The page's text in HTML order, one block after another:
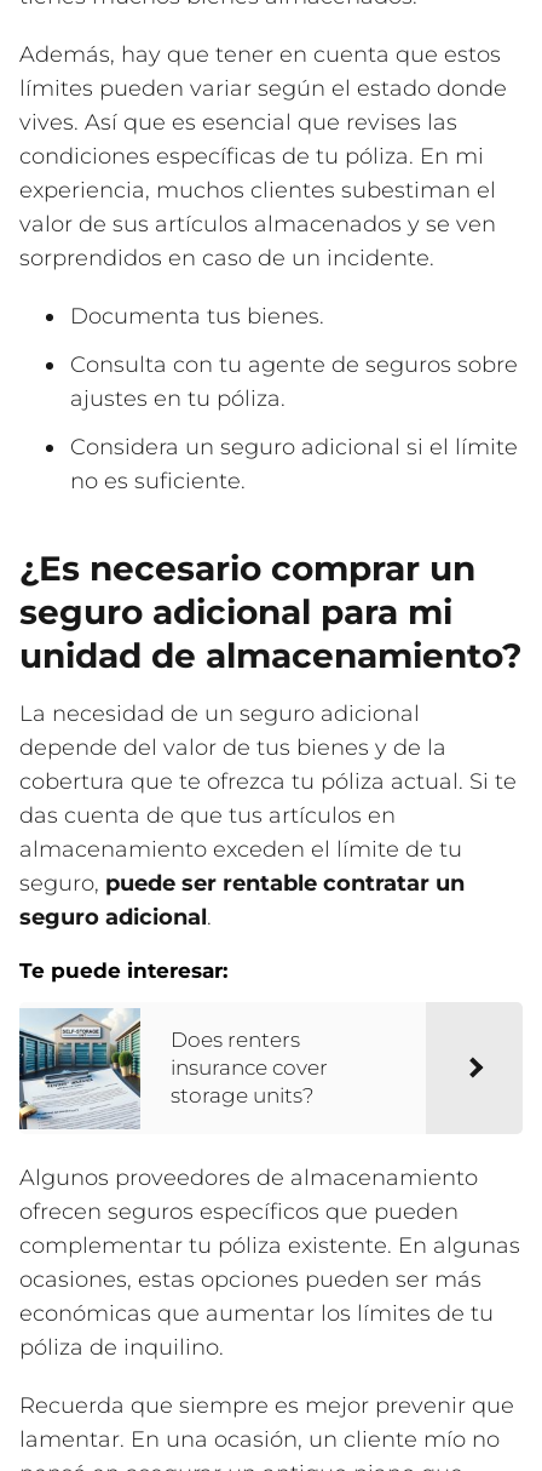
Además, hay que tener en cuenta que estos
límites pueden variar según el estado donde
vives. Así que es esencial que revises las
condiciones específicas de tu póliza. En mi
experiencia, muchos clientes subestiman el
valor de sus artículos almacenados y se ven
sorprendidos en caso de un incidente.
Documenta tus bienes.
Consulta con tu agente de seguros sobre
ajustes en tu póliza.
Considera un seguro adicional si el límite
no es suficiente.
¿Es necesario comprar un
seguro adicional para mi
unidad de almacenamiento?
La necesidad de un seguro adicional
depende del valor de tus bienes y de la
cobertura que te ofrezca tu póliza actual. Si te
das cuenta de que tus artículos en
almacenamiento exceden el límite de tu
seguro, puede ser rentable contratar un
seguro adicional.
Te puede interesar:
Does renters
insurance cover
storage units?
Algunos proveedores de almacenamiento
ofrecen seguros específicos que pueden
complementar tu póliza existente. En algunas
ocasiones, estas opciones pueden ser más
económicas que aumentar los límites de tu
póliza de inquilino.
Recuerda que siempre es mejor prevenir que
lamentar. En una ocasión, un cliente mío no